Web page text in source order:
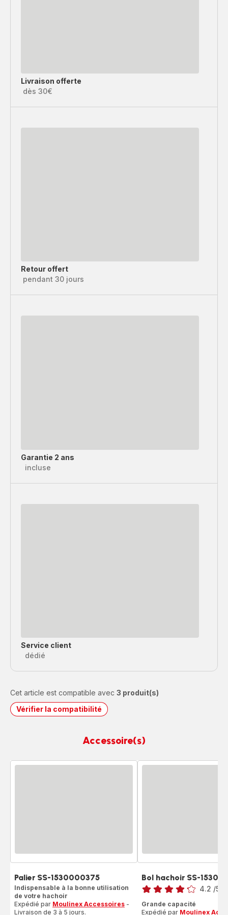
Livraison offerte
dès 30€
Retour offert
pendant 30 jours
Garantie 2 ans
incluse
Service client
dédié
Cet article est compatible avec 3 produit(s)
Vérifier la compatibilité
Accessoire(s)
Palier SS-1530000375
Indispensable à la bonne utilisation
de votre hachoir
Expédié par Moulinex Accessoires -
Livraison de 3 à 5 jours.
Bol hachoir SS-
Note
4.2 /5
Grande capacité
Expédié par Moulinex